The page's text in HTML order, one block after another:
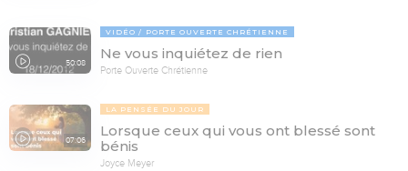
50:08
VIDÉO PORTE OUVERTE CHRÉTIENNE
Ne vous inquiétez de rien
Porte Ouverte Chrétienne
07:06
LA PENSÉE DU JOUR
Lorsque ceux qui vous ont blessé sont
bénis
Joyce Meyer